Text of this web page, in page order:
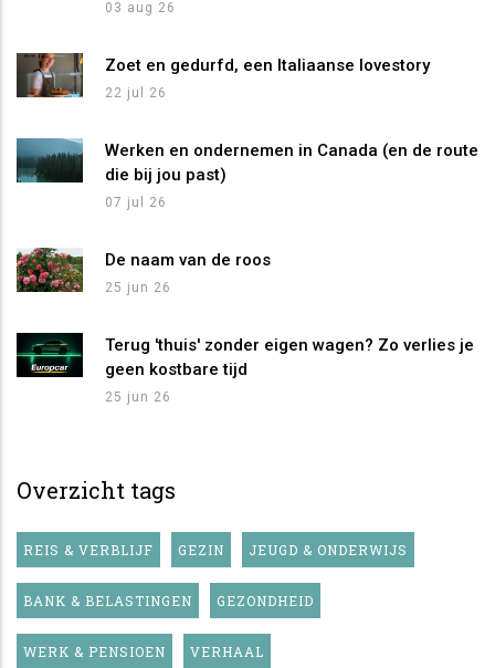
03 aug 26
Zoet en gedurfd, een Italiaanse lovestory
22 jul 26
Werken en ondernemen in Canada (en de route
die bij jou past)
07 jul 26
De naam van de roos
25 jun 26
Terug 'thuis' zonder eigen wagen? Zo verlies je
geen kostbare tijd
25 jun 26
Overzicht tags
REIS & VERBLIJF GEZIN JEUGD & ONDERWIJS
BANK & BELASTINGEN GEZONDHEID
WERK & PENSIOEN VERHAAL